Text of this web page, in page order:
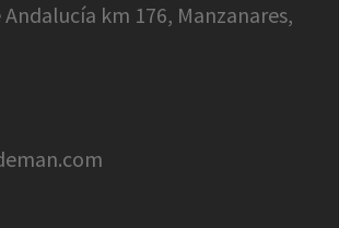
km 176, Manzanares,